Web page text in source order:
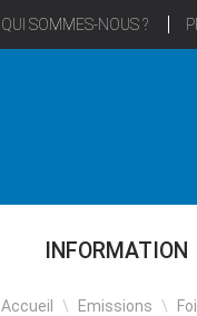
QUI SOMMES-NOUS ?
INFORMATION
Accueil \ Emissions \ Foi